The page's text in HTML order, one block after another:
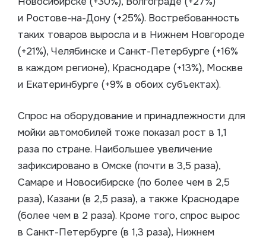
и Ростове-на-Дону (+25%). Востребованность
таких товаров выросла и в Нижнем Новгороде
(+21%), Челябинске и Санкт-Петербурге (+16%
в каждом регионе), Краснодаре (+13%), Москве
и Екатеринбурге (+9% в обоих субъектах).
Спрос на оборудование и принадлежности для
мойки автомобилей тоже показал рост в 1,1
раза по стране. Наибольшее увеличение
зафиксировано в Омске (почти в 3,5 раза),
Самаре и Новосибирске (по более чем в 2,5
раза), Казани (в 2,5 раза), а также Краснодаре
(более чем в 2 раза). Кроме того, спрос вырос
в Санкт-Петербурге (в 1,3 раза), Нижнем